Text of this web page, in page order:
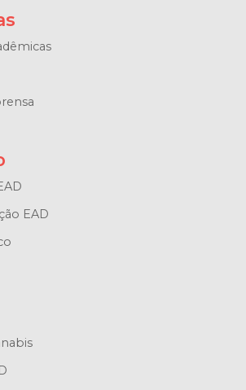
EAD